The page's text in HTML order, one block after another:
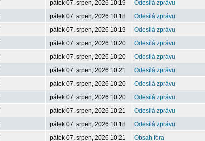
pátek 07. srpen, 2026 10:19
Odesílá zprávu
pátek 07. srpen, 2026 10:18
Odesílá zprávu
pátek 07. srpen, 2026 10:19
Odesílá zprávu
pátek 07. srpen, 2026 10:20
Odesílá zprávu
pátek 07. srpen, 2026 10:20
Odesílá zprávu
pátek 07. srpen, 2026 10:21
Odesílá zprávu
pátek 07. srpen, 2026 10:20
Odesílá zprávu
pátek 07. srpen, 2026 10:20
Odesílá zprávu
pátek 07. srpen, 2026 10:21
Odesílá zprávu
pátek 07. srpen, 2026 10:18
Odesílá zprávu
pátek 07. srpen, 2026 10:21
Obsah fóra